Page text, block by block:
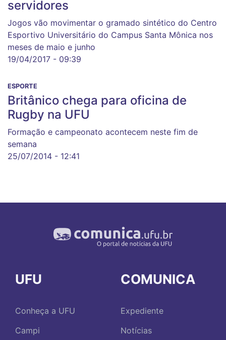
servidores
Jogos vão movimentar o gramado sintético do Centro
Esportivo Universitário do Campus Santa Mônica nos
meses de maio e junho
19/04/2017 - 09:39
ESPORTE
Britânico chega para oficina de
Rugby na UFU
Formação e campeonato acontecem neste fim de
semana
25/07/2014 - 12:41
UFU
Conheça a UFU
Campi
COMUNICA
Expediente
Notícias